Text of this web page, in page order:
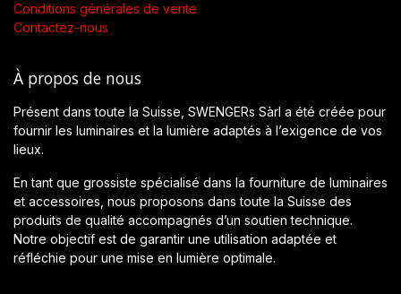
Conditions générales de vente
Contactez-nous
À propos de nous
Présent dans toute la Suisse, SWENGERs Sàrl a été créée pour
fournir les luminaires et la lumière adaptés à l’exigence de vos
lieux.
En tant que grossiste spécialisé dans la fourniture de luminaires
et accessoires, nous proposons dans toute la Suisse des
produits de qualité accompagnés d’un soutien technique.
Notre objectif est de garantir une utilisation adaptée et
réfléchie pour une mise en lumière optimale.